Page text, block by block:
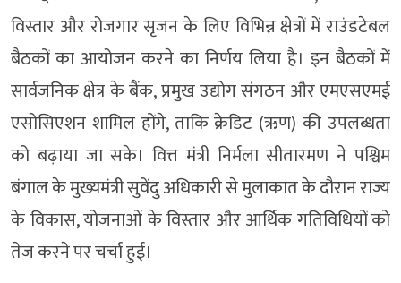
विस्तार और रोजगार सृजन के लिए विभिन्न क्षेत्रों में राउंडटेबल
बैठकों का आयोजन करने का निर्णय लिया है। इन बैठकों में
सार्वजनिक क्षेत्र के बैंक, प्रमुख उद्योग संगठन और एमएसएमई
एसोसिएशन शामिल होंगे, ताकि क्रेडिट (ऋण) की उपलब्धता
को बढ़ाया जा सके। वित्त मंत्री निर्मला सीतारमण ने पश्चिम
बंगाल के मुख्यमंत्री सुवेंदु अधिकारी से मुलाकात के दौरान राज्य
के विकास, योजनाओं के विस्तार और आर्थिक गतिविधियों को
तेज करने पर चर्चा हुई।